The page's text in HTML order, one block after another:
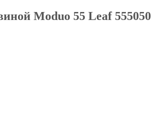
Moduo 55 Leaf 555050